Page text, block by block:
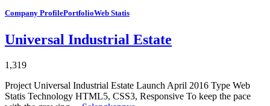
Company ProfilePortfolioWeb Statis
Universal Industrial Estate
1,319
Project Universal Industrial Estate Launch April 2016 Type Web
Statis Technology HTML5, CSS3, Responsive To keep the pace